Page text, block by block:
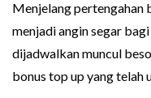
Menjelang pertengahan
menjadi angin segar
dijadwalkan muncul
bonus top up yang telah